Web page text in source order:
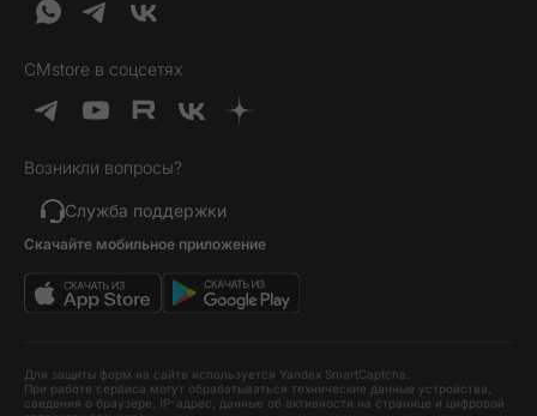
Гаджеты
Услуги и софт
Идеи подарков
Товары дня
Выгодные комплекты
Хиты продаж
Уценка
Кредит и рассрочка
О нас
CMstore в соцсетях
Возникли вопросы?
Служба поддержки
Скачайте мобильное приложение
Для защиты форм на сайте используется Yandex SmartCaptcha.
При работе сервиса могут обрабатываться технические данные устройства,
сведения о браузере, IP-адрес, данные об активности на странице и цифровой